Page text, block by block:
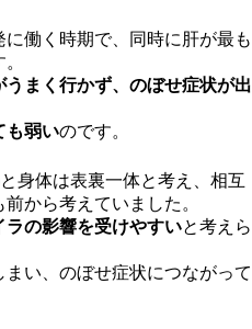
働く時期で、同時に肝が最も
うまく行かず、のぼせ症状が出
も弱いのです。
身体は表裏一体と考え、相互
から考えていました。
ラの影響を受けやすいと考えら
い、のぼせ症状につながって